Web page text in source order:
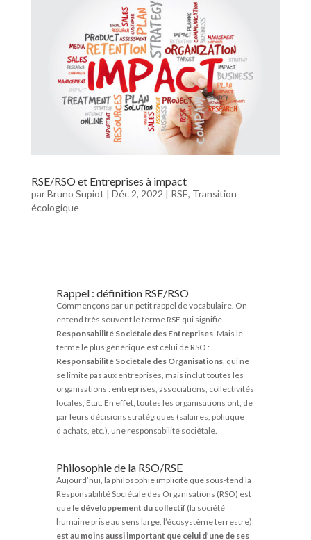
RSE/RSO et Entreprises à impact
parBruno Supiot | Déc 2, 2022 | RSE, Transition
écologique
Rappel : définition RSE/RSO
Commençons par un petit rappel de vocabulaire. On
entend très souvent le terme RSE qui signifie
Responsabilité Sociétale des Entreprises. Mais le
terme le plus générique est celui de RSO :
Responsabilité Sociétale des Organisations, qui ne
se limite pas aux entreprises, mais inclut toutes les
organisations : entreprises, associations, collectivités
locales, Etat. En effet, toutes les organisations ont, de
par leurs décisions stratégiques (salaires, politique
d’achats, etc.), une responsabilité sociétale.
Philosophie de la RSO/RSE
Aujourd’hui, la philosophie implicite que sous-tend la
Responsabilité Sociétale des Organisations (RSO) est
que le développement du collectif (la société
humaine prise au sens large, l’écosystème terrestre)
est au moins aussi important que celui d’une de ses